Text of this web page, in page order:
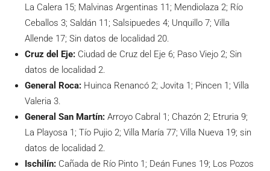
La Calera 15; Malvinas Argentinas 11; Mendiolaza 2; Río
Ceballos 3; Saldán 11; Salsipuedes 4; Unquillo 7; Villa
Allende 17; Sin datos de localidad 20.
Cruz del Eje: Ciudad de Cruz del Eje 6; Paso Viejo 2; Sin
datos de localidad 2.
General Roca: Huinca Renancó 2; Jovita 1; Pincen 1; Villa
Valeria 3.
General San Martín: Arroyo Cabral 1; Chazón 2; Etruria 9;
La Playosa 1; Tío Pujio 2; Villa María 77; Villa Nueva 19; sin
datos de localidad 2.
Ischilín: Cañada de Río Pinto 1; Deán Funes 19; Los Pozos